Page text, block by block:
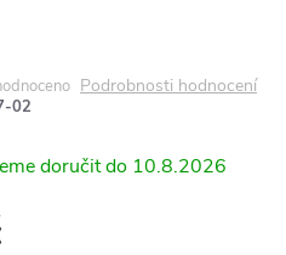
Podrobnosti hodnocení
02
10.8.2026